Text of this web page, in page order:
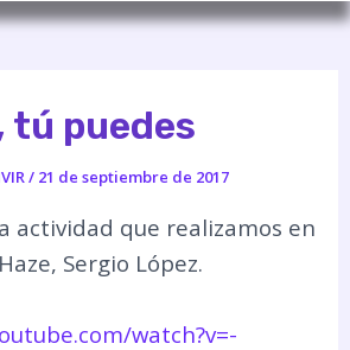
tú puedes
/ 21 de septiembre de 2017
actividad que realizamos en
Sergio López.
watch?v=-